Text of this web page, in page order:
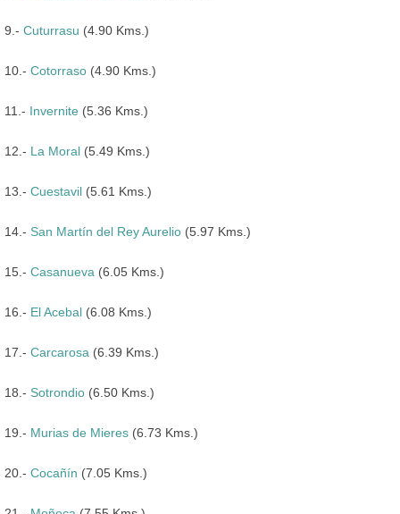
9.- Cuturrasu (4.90 Kms.)
10.- Cotorraso (4.90 Kms.)
11.- Invernite (5.36 Kms.)
12.- La Moral (5.49 Kms.)
13.- Cuestavil (5.61 Kms.)
14.- San Martín del Rey Aurelio (5.97 Kms.)
15.- Casanueva (6.05 Kms.)
16.- El Acebal (6.08 Kms.)
17.- Carcarosa (6.39 Kms.)
18.- Sotrondio (6.50 Kms.)
19.- Murias de Mieres (6.73 Kms.)
20.- Cocañín (7.05 Kms.)